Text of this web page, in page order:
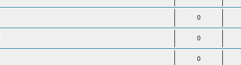
0
0
0